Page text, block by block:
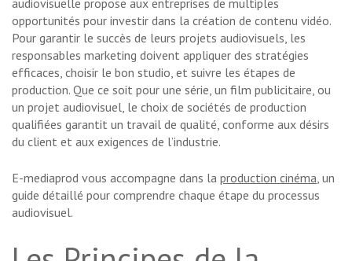
audiovisuelle propose aux entreprises de multiples
opportunités pour investir dans la création de contenu vidéo.
Pour garantir le succès de leurs projets audiovisuels, les
responsables marketing doivent appliquer des stratégies
efficaces, choisir le bon studio, et suivre les étapes de
production. Que ce soit pour une série, un film publicitaire, ou
un projet audiovisuel, le choix de sociétés de production
qualifiées garantit un travail de qualité, conforme aux désirs
du client et aux exigences de l’industrie.
E-mediaprod vous accompagne dans la production cinéma, un
guide détaillé pour comprendre chaque étape du processus
audiovisuel.